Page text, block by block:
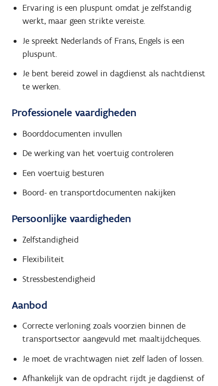
Ervaring is een pluspunt omdat je zelfstandig
werkt, maar geen strikte vereiste.
Je spreekt Nederlands of Frans, Engels is een
pluspunt.
Je bent bereid zowel in dagdienst als nachtdienst
te werken.
Professionele vaardigheden
Boorddocumenten invullen
De werking van het voertuig controleren
Een voertuig besturen
Boord- en transportdocumenten nakijken
Persoonlijke vaardigheden
Zelfstandigheid
Flexibiliteit
Stressbestendigheid
Aanbod
Correcte verloning zoals voorzien binnen de
transportsector aangevuld met maaltijdcheques.
Je moet de vrachtwagen niet zelf laden of lossen.
Afhankelijk van de opdracht rijdt je dagdienst of